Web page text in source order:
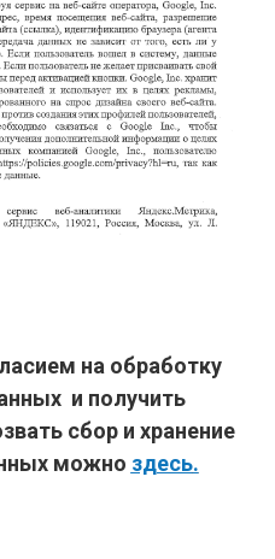
на обработку
и получить
сбор и хранение
можно здесь.